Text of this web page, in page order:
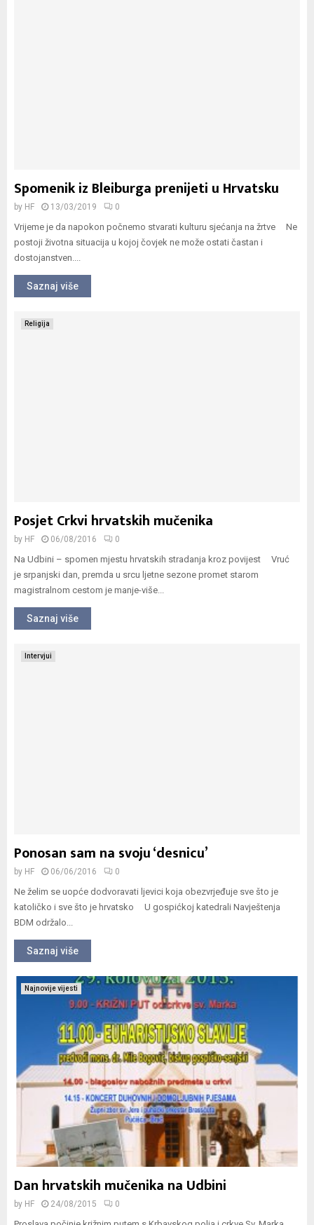
Spomenik iz Bleiburga prenijeti u Hrvatsku
by HF 13/03/2019 0
Vrijeme je da napokon počnemo stvarati kulturu sjećanja na žrtve Ne
postoji životna situacija u kojoj čovjek ne može ostati častan i
dostojanstven....
Saznaj više
Religija
Posjet Crkvi hrvatskih mučenika
by HF 06/08/2016 0
Na Udbini – spomen mjestu hrvatskih stradanja kroz povijest Vruć
je srpanjski dan, premda u srcu ljetne sezone promet starom
magistralnom cestom je manje-više...
Saznaj više
Intervjui
Ponosan sam na svoju ‘desnicu’
by HF 06/06/2016 0
Ne želim se uopće dodvoravati ljevici koja obezvrjeđuje sve što je
katoličko i sve što je hrvatsko U gospićkoj katedrali Navještenja
BDM održalo...
Saznaj više
Najnovije vijesti
Dan hrvatskih mučenika na Udbini
by HF 24/08/2015 0